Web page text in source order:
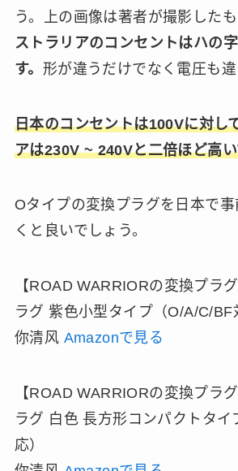
う。上の画像は著者が撮影したも
ストラリアのコンセントはハの
す。 形が違うだけでなく電圧も違
日本のコンセントは100Vに対し
アは230V ~ 240Vと二倍ほど高
Oタイプの変換プラグを日本で事
くと良いでしょう。
【ROAD WARRIORの変換プラ
ラグ 紫色小型タイプ（O/A/C/BF
你清风 Amazonで見る
【ROAD WARRIORの変換プラ
ラグ 白色 長方形コンパクトタイ
応）